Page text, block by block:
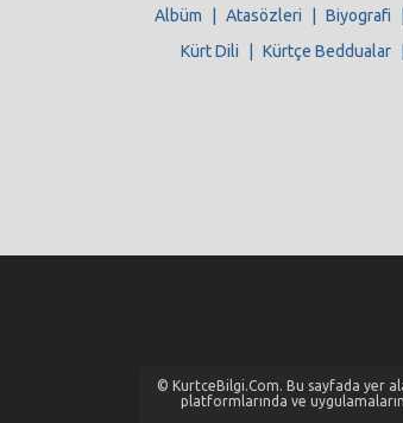
Albüm Atasözleri Biyografi
Kürt Dili
Kürtçe Beddualar
© KurtceBilgi.Com. Bu sayfada yer
platformlarında ve